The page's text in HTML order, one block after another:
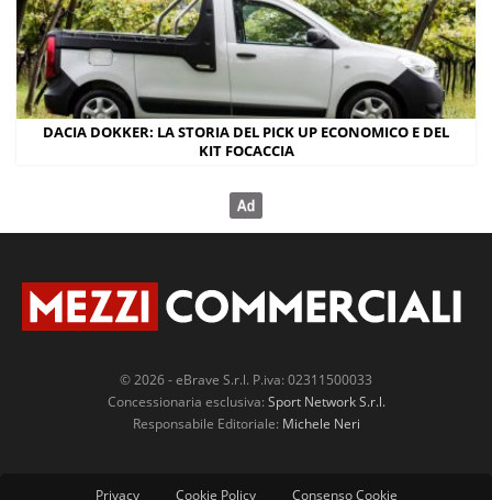
DACIA DOKKER: LA STORIA DEL PICK UP ECONOMICO E DEL
KIT FOCACCIA
© 2026 - eBrave S.r.l. P.iva: 02311500033
Concessionaria esclusiva: Sport Network S.r.l.
Responsabile Editoriale: Michele Neri
Privacy Cookie Policy Consenso Cookie